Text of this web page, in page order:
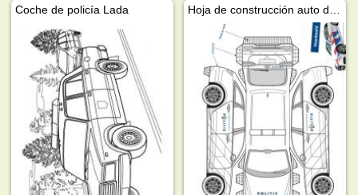
Coche de policía Lada Hoja de construcción auto de policía